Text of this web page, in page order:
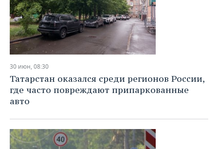
30 июн, 08:30
Татарстан оказался среди регионов России,
где часто повреждают припаркованные
авто